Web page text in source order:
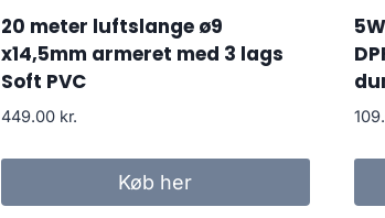
20 meter luftslange ø9
x14,5mm armeret med 3 lags
Soft PVC
449.00 kr.
Køb her